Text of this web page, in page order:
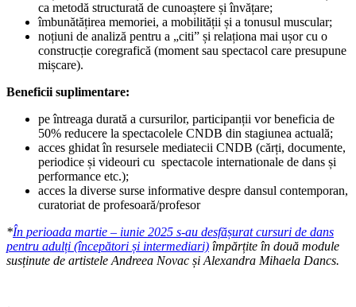
ca metodă structurată de cunoaștere și învățare;
îmbunătățirea memoriei, a mobilității și a tonusul muscular;
noțiuni de analiză pentru a „citi” și relaționa mai ușor cu o
construcție coregrafică (moment sau spectacol care presupune
mișcare).
Beneficii suplimentare:
pe întreaga durată a cursurilor, participanții vor beneficia de
50% reducere la spectacolele CNDB din stagiunea actuală;
acces ghidat în resursele mediatecii CNDB (cărți, documente,
periodice și videouri cu spectacole internationale de dans și
performance etc.);
acces la diverse surse informative despre dansul contemporan,
curatoriat de profesoară/profesor
*În perioada martie – iunie 2025 s-au desfășurat cursuri de dans
pentru adulți (începători și intermediari) împărțite în două module
susținute de artistele Andreea Novac și Alexandra Mihaela Dancs.